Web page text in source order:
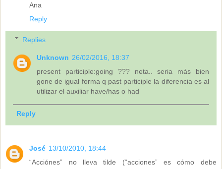
Ana
Reply
Replies
Unknown 26/02/2016, 18:37
present participle:going ??? neta.. seria más bien
gone de igual forma q past participle la diferencia es al
utilizar el auxiliar have/has o had
Reply
José 13/10/2010, 18:44
“Acciónes” no lleva tilde (“acciones” es cómo debe